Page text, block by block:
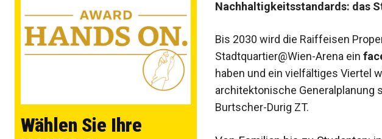
Wählen Sie Ihre
Nachhaltigkeitsstandards: das
Bis 2030 wird die Raiffeisen
Stadtquartier@Wien-Arena ein
haben und ein vielfältiges Viertel
architektonische Generalplanung
Burtscher-Durig ZT.